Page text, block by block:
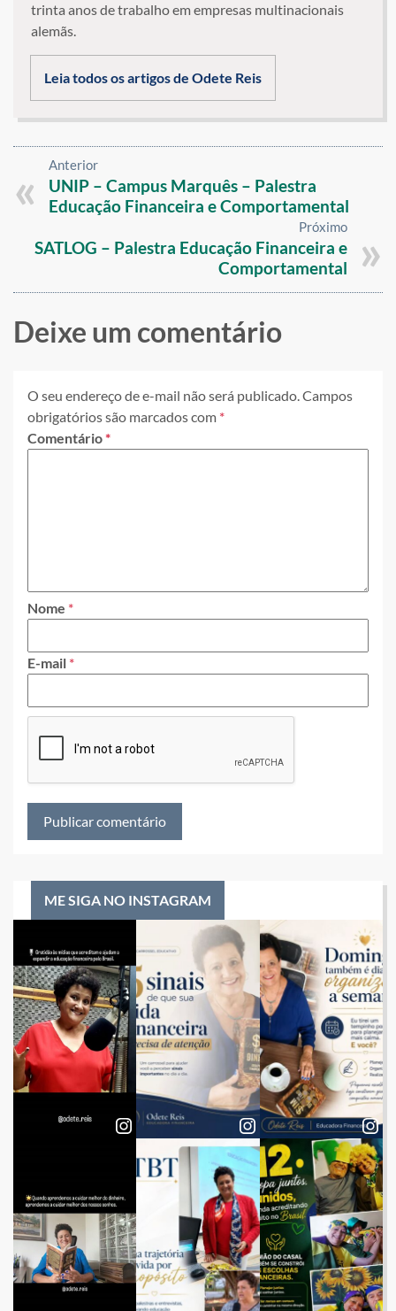
trinta anos de trabalho em empresas multinacionais
alemãs.
Leia todos os artigos de Odete Reis
Anterior
UNIP – Campus Marquês – Palestra
Educação Financeira e Comportamental
Próximo
SATLOG – Palestra Educação Financeira e
Comportamental
Deixe um comentário
O seu endereço de e-mail não será publicado.Campos
obrigatórios são marcados com *
Comentário*
Nome *
E-mail *
ME SIGA NO INSTAGRAM